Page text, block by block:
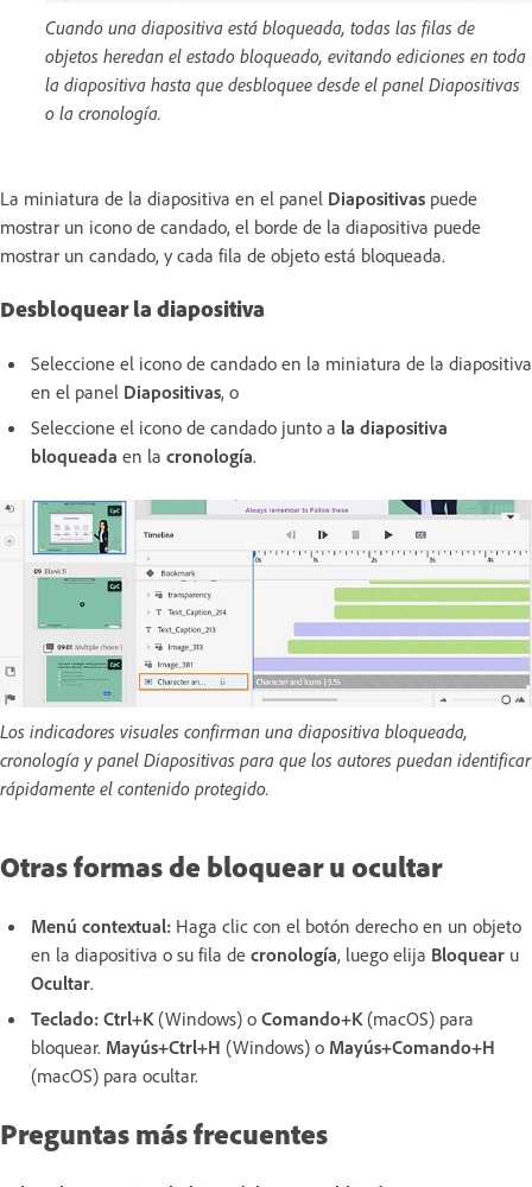
Cuando una diapositiva está bloqueada, todas las filas de
objetos heredan el estado bloqueado, evitando ediciones en toda
la diapositiva hasta que desbloquee desde el panel Diapositivas
o la cronología.
La miniatura de la diapositiva en el panel Diapositivas puede
mostrar un icono de candado, el borde de la diapositiva puede
mostrar un candado, y cada fila de objeto está bloqueada.
Desbloquear la diapositiva
Seleccione el icono de candado en la miniatura de la diapositiva
en el panel Diapositivas, o
Seleccione el icono de candado junto a la diapositiva
bloqueada en la cronología.
Los indicadores visuales confirman una diapositiva bloqueada,
cronología y panel Diapositivas para que los autores puedan identificar
rápidamente el contenido protegido.
Otras formas de bloquear u ocultar
Menú contextual: Haga clic con el botón derecho en un objeto
en la diapositiva o su fila de cronología, luego elija Bloquear u
Ocultar.
Teclado: Ctrl+K(Windows) o Comando+K(macOS) para
bloquear. Mayús+Ctrl+H (Windows) o Mayús+Comando+H
(macOS) para ocultar.
Preguntas más frecuentes